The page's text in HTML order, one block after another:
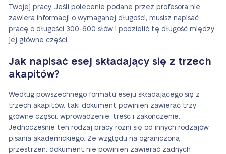
Twojej pracy. Jeśli polecenie podane przez profesora nie
zawiera informacji o wymaganej długości, musisz napisać
pracę o długości 300-600 słów i podzielić tę długość między
jej główne części.
Jak napisać esej składający się z trzech
akapitów?
Według powszechnego formatu eseju składającego się z
trzech akapitów, taki dokument powinien zawierać trzy
główne części: wprowadzenie, treść i zakończenie.
Jednocześnie ten rodzaj pracy różni się od innych rodzajów
pisania akademickiego. Ze względu na ograniczoną
przestrzeń, dokument nie powinien zawierać żadnych